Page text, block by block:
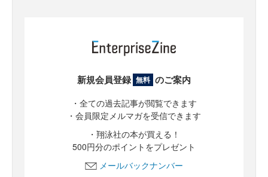
新規会員登録 無料 のご案内
・全ての過去記事が閲覧できます
・会員限定メルマガを受信できます
・翔泳社の本が買える！
500円分のポイントをプレゼント
メールバックナンバー